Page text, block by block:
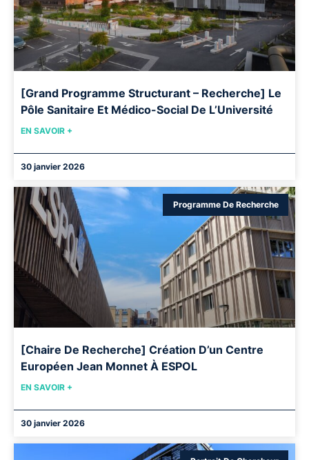
[Grand Programme Structurant – Recherche] Le
Pôle Sanitaire Et Médico-Social De L’Université
EN SAVOIR +
30 janvier 2026
Programme De Recherche
[Chaire De Recherche] Création D’un Centre
Européen Jean Monnet À ESPOL
EN SAVOIR +
30 janvier 2026